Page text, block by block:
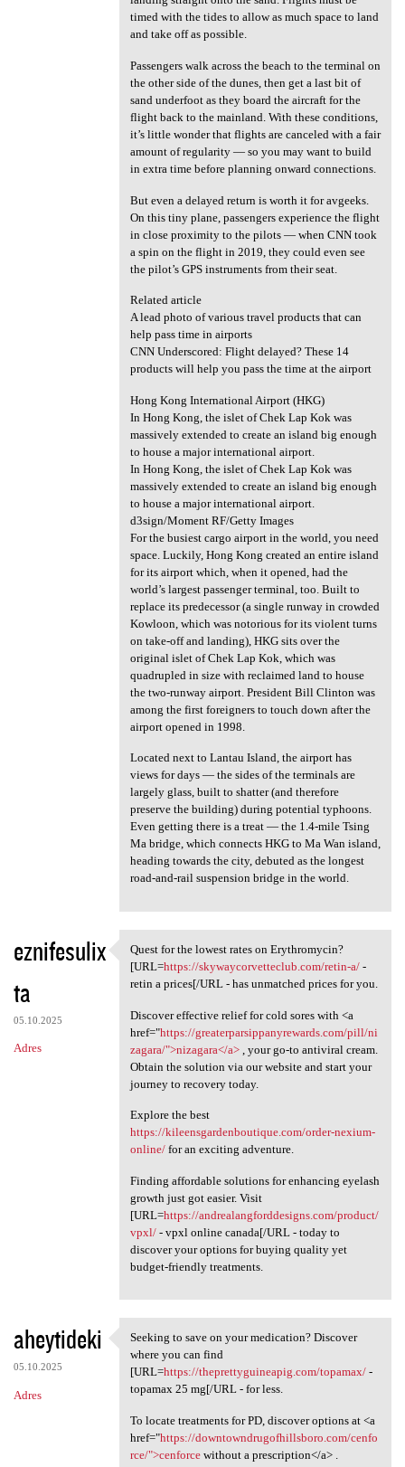
timed with the tides to allow as much space to land
and take off as possible.
Passengers walk across the beach to the terminal on
the other side of the dunes, then get a last bit of
sand underfoot as they board the aircraft for the
flight back to the mainland. With these conditions,
it’s little wonder that flights are canceled with a fair
amount of regularity — so you may want to build
in extra time before planning onward connections.
But even a delayed return is worth it for avgeeks.
On this tiny plane, passengers experience the flight
in close proximity to the pilots — when CNN took
a spin on the flight in 2019, they could even see
the pilot’s GPS instruments from their seat.
Related article
A lead photo of various travel products that can
help pass time in airports
CNN Underscored: Flight delayed? These 14
products will help you pass the time at the airport
Hong Kong International Airport (HKG)
In Hong Kong, the islet of Chek Lap Kok was
massively extended to create an island big enough
to house a major international airport.
In Hong Kong, the islet of Chek Lap Kok was
massively extended to create an island big enough
to house a major international airport.
d3sign/Moment RF/Getty Images
For the busiest cargo airport in the world, you need
space. Luckily, Hong Kong created an entire island
for its airport which, when it opened, had the
world’s largest passenger terminal, too. Built to
replace its predecessor (a single runway in crowded
Kowloon, which was notorious for its violent turns
on take-off and landing), HKG sits over the
original islet of Chek Lap Kok, which was
quadrupled in size with reclaimed land to house
the two-runway airport. President Bill Clinton was
among the first foreigners to touch down after the
airport opened in 1998.
Located next to Lantau Island, the airport has
views for days — the sides of the terminals are
largely glass, built to shatter (and therefore
preserve the building) during potential typhoons.
Even getting there is a treat — the 1.4-mile Tsing
Ma bridge, which connects HKG to Ma Wan island,
heading towards the city, debuted as the longest
road-and-rail suspension bridge in the world.
eznifesulix
ta
05.10.2025
Adres
Quest for the lowest rates on
Quest for the lowest rates on Erythromycin?
[URL=https://skywaycorvetteclub.com/retin-a/-
retin a prices[/URL - has unmatched prices for you.
Discover effective relief for cold sores with <a
href="https://greaterparsippanyrewards.com/pill/ni
zagara/">nizagara</a>, your go-to antiviral cream.
Obtain the solution via our website and start your
journey to recovery today.
Explore the best
https://kileensgardenboutique.com/order-nexium-
online/for an exciting adventure.
Finding affordable solutions for enhancing eyelash
growth just got easier. Visit
[URL=https://andrealangforddesigns.com/product/
vpxl/- vpxl online canada[/URL - today to
discover your options for buying quality yet
budget-friendly treatments.
aheytideki
05.10.2025
Adres
Seeking to save on your
Seeking to save on your medication? Discover
where you can find
[URL=https://theprettyguineapig.com/topamax/-
topamax 25 mg[/URL - for less.
To locate treatments for PD, discover options at <a
href="https://downtowndrugofhillsboro.com/cenfo
rce/">cenforcewithout a prescription</a> .